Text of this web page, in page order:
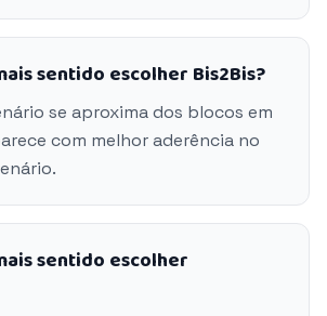
sentido escolher Bis2Bis?
se aproxima dos blocos em
com melhor aderência no
sentido escolher